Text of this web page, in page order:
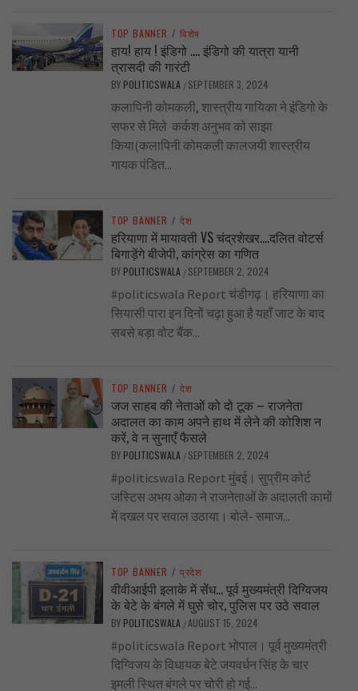
TOP BANNER / विशेष
हाय! हाय ! इंडिगो …. इंडिगो की यात्रा यानी
त्रासदी की गारंटी
BY POLITICSWALA / SEPTEMBER 3, 2024
कलापिनी कोमकली, शास्त्रीय गायिका ने इंडिगो के
सफर से मिले कर्कश अनुभव को साझा
किया(कलापिनी कोमकली कालजयी शास्त्रीय
गायक पंडित...
TOP BANNER / देश
हरियाणा में मायावती VS चंद्रशेखर….दलित वोटर्स
बिगाड़ेंगे बीजेपी, कांग्रेस का गणित
BY POLITICSWALA / SEPTEMBER 2, 2024
#politicswala Report चंडीगढ़। हरियाणा का
सियासी पारा इन दिनों चढ़ा हुआ है यहाँ जाट के बाद
सबसे बड़ा वोट बैंक...
TOP BANNER / देश
जज साहब की नेताओं को दो टूक – राजनेता
अदालत का काम अपने हाथ में लेने की कोशिश न
करें, वे न सुनाएँ फैसले
BY POLITICSWALA / SEPTEMBER 2, 2024
#politicswala Report मुंबई। सुप्रीम कोर्ट
जस्टिस अभय ओका ने राजनेताओं के अदालती कामों
में दखल पर सवाल उठाया। बोले- समाज...
TOP BANNER / प्रदेश
वीवीआईपी इलाके में सेंध… पूर्व मुख्यमंत्री दिग्विजय
के बेटे के बंगले में घुसे चोर, पुलिस पर उठे सवाल
BY POLITICSWALA /AUGUST 15, 2024
#politicswala Report भोपाल। पूर्व मुख्यमंत्री
दिग्विजय के विधायक बेटे जयवर्धन सिंह के चार
इमली स्थित बंगले पर चोरी हो गई...